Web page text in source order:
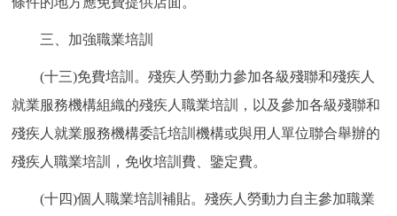
三、加強職業培訓
(十三)免費培訓。殘疾人勞動力參加各級殘聯和殘疾人
就業服務機構組織的殘疾人職業培訓，以及參加各級殘聯和
殘疾人就業服務機構委託培訓機構或與用人單位聯合舉辦的
殘疾人職業培訓，免收培訓費、鑒定費。
(十四)個人職業培訓補貼。殘疾人勞動力自主參加職業